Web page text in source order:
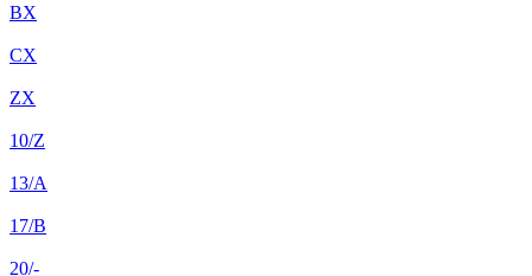
BX
CX
ZX
10/Z
13/A
17/B
20/-